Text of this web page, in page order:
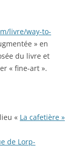
livre/way-to-
» en
du livre et
« fine-art ».
« La cafetière »
de Lorp-